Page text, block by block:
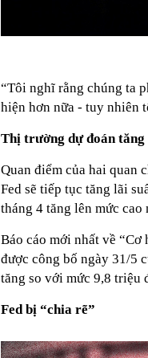
“Tôi nghĩ rằng chúng ta
hiện hơn nữa - tuy nhiên
Thị trường dự đoán tăng
Quan điểm của hai quan
Fed sẽ tiếp tục tăng lãi
tháng 4 tăng lên mức
Báo cáo mới nhất về
được công bố ngày 31/5
tăng so với mức 9,8 triệu
Fed bị “chia rẽ”